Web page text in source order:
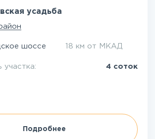
усадьба
шоссе 18 км от МКАД
участка: 4 соток
Подробнее